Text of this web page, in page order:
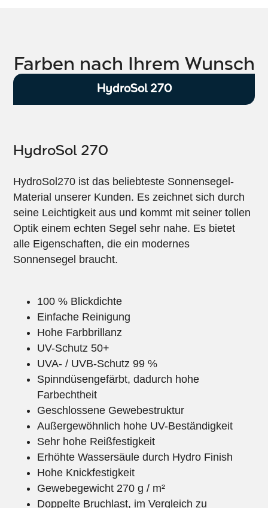
Farben nach Ihrem Wunsch
HydroSol 270
HydroSol 270
HydroSol270 ist das beliebteste Sonnensegel-
Material unserer Kunden. Es zeichnet sich durch
seine Leichtigkeit aus und kommt mit seiner tollen
Optik einem echten Segel sehr nahe. Es bietet
alle Eigenschaften, die ein modernes
Sonnensegel braucht.
100 % Blickdichte
Einfache Reinigung
Hohe Farbbrillanz
UV-Schutz 50+
UVA- / UVB-Schutz 99 %
Spinndüsengefärbt, dadurch hohe
Farbechtheit
Geschlossene Gewebestruktur
Außergewöhnlich hohe UV-Beständigkeit
Sehr hohe Reißfestigkeit
Erhöhte Wassersäule durch Hydro Finish
Hohe Knickfestigkeit
Gewebegewicht 270 g / m²
Doppelte Bruchlast, im Vergleich zu